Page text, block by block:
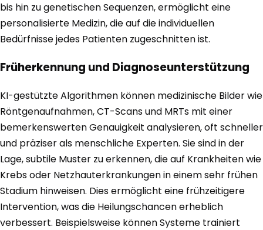
bis hin zu genetischen Sequenzen, ermöglicht eine
personalisierte Medizin, die auf die individuellen
Bedürfnisse jedes Patienten zugeschnitten ist.
Früherkennung und Diagnoseunterstützung
KI-gestützte Algorithmen können medizinische Bilder wie
Röntgenaufnahmen, CT-Scans und MRTs mit einer
bemerkenswerten Genauigkeit analysieren, oft schneller
und präziser als menschliche Experten. Sie sind in der
Lage, subtile Muster zu erkennen, die auf Krankheiten wie
Krebs oder Netzhauterkrankungen in einem sehr frühen
Stadium hinweisen. Dies ermöglicht eine frühzeitigere
Intervention, was die Heilungschancen erheblich
verbessert. Beispielsweise können Systeme trainiert